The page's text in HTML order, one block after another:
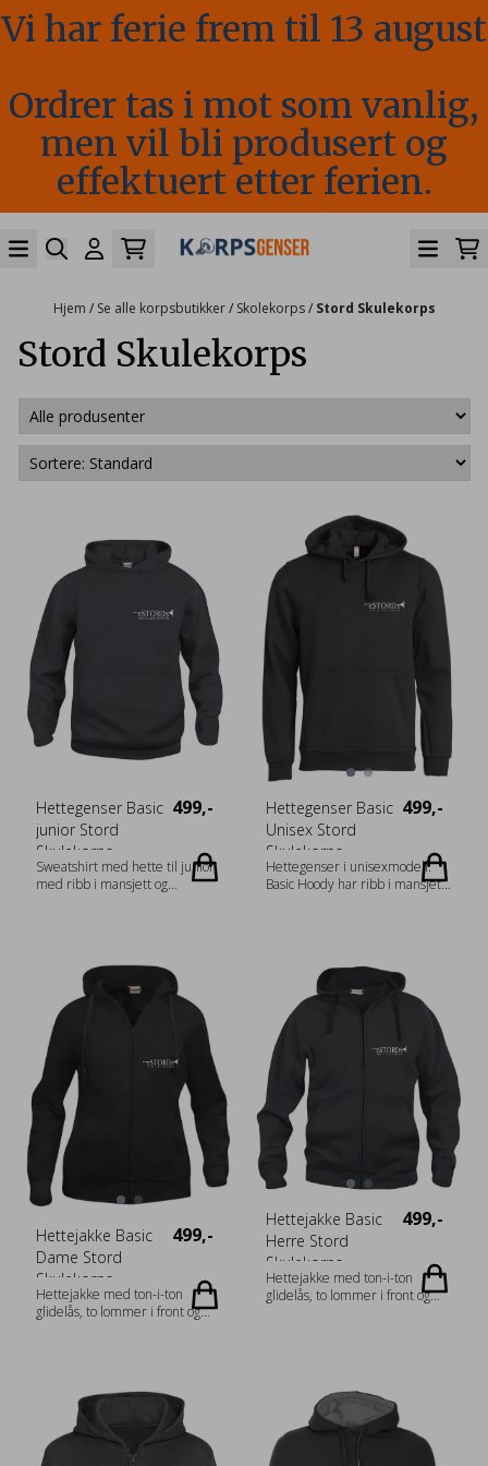
Hopp til innhold
Vi har ferie frem til 13 august
Ordrer tas i mot som vanlig,
men vil bli produsert og
effektuert etter ferien.
Hjem / Se alle korpsbutikker/ Skolekorps/ Stord Skulekorps
Stord Skulekorps
Hettegenser Basic
junior Stord
Skulekorps
499,-
Sweatshirt med hette til junior
med ribb i mansjett og
Bomull (visibility yellow [11]
visibility orange [170] 85 %
Polyester og 15 % Bomull) Vekt:
280 g/m2 Kjønn: Junior
Halskant: Hood Erme: Long
Sleeve
Størrelsesguide: 021021_fi_no_da_de_nl_at_de-
CH_fr-CH_fr_es_pt_storlek.pdf
Hettegenser Basic
Unisex Stord
Skulekorps
499,-
Hettegenser i unisexmodell.
Basic Hoody har ribb i mansjett
Materiale: 65 % Polyester, 35 %
Bomull (visibility yellow [11]
visibility orange [170] 85 %
Polyester og 15 % Bomull) Vekt:
280 g/m2 Kjønn: Unisex
Halskant: Hood Erme: Long
Sleeve
Størrelsesguide:
CH_fr-CH_fr_es_pt_storlek.pdf
Hettejakke Basic
Dame Stord
Skulekorps
499,-
Hettejakke med ton-i-ton
glidelås, to lommer i front og
for hodetelefoner. Materiale: 65
% Polyester, 35 % Bomull Vekt:
280 g/m2 Kjønn: Damer
Halskant: Hood Erme: Long
Hettejakke Basic
Herre Stord
Skulekorps
499,-
Hettejakke med ton-i-ton
glidelås, to lommer i front og